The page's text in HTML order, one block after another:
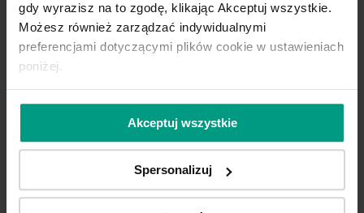
gdy wyrazisz na to zgodę, klikając Akceptuj wszystkie.
Możesz również zarządzać indywidualnymi
preferencjami dotyczącymi plików cookie w ustawieniach
poniżej.
Akceptuj wszystkie
Spersonalizuj
Pod uwagę weź także modele z małymi
przeszkleniami, które wprowadzą do
pokoju chłopca więcej światła i
równocześnie zapewnią prywatność i
dobre wyciszenie. To szczególnie ważne
przy małych lub ciemnych
pomieszczeniach. Szczególnie polecamy
modele z kolekcjiPorta VERTE HOME
modnych odcieniach, np. bieli lub